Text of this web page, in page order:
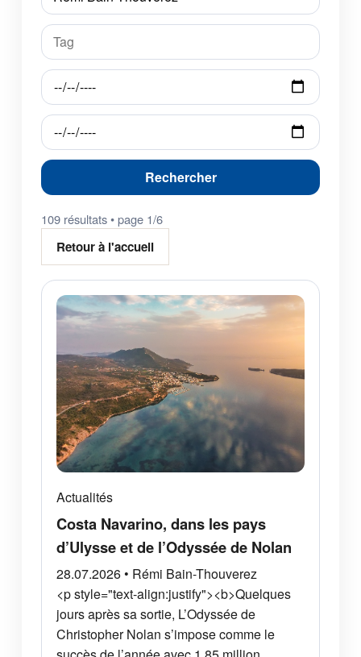
Rechercher
109 résultats • page 1/6
Retour à l'accueil
Actualités
Costa Navarino, dans les pays
d’Ulysse et de l’Odyssée de Nolan
28.07.2026 • Rémi Bain-Thouverez
<p style="text-align:justify"><b>Quelques
jours après sa sortie, L’Odyssée de
Christopher Nolan s’impose comme le